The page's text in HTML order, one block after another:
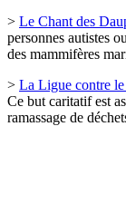
> Le Chant des
personnes autistes
des mammifères
> La Ligue contre
Ce but caritatif est
ramassage de